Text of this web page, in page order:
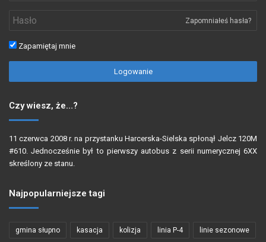
Zapomniałeś hasła?
Zapamiętaj mnie
Logowanie
Czy wiesz, że…?
11 czerwca 2008 r. na przystanku Harcerska-Sielska spłonął Jelcz 120M
#610. Jednocześnie był to pierwszy autobus z serii numerycznej 6XX
skreślony ze stanu.
Najpopularniejsze tagi
gmina słupno kasacja kolizja linia P-4 linie sezonowe